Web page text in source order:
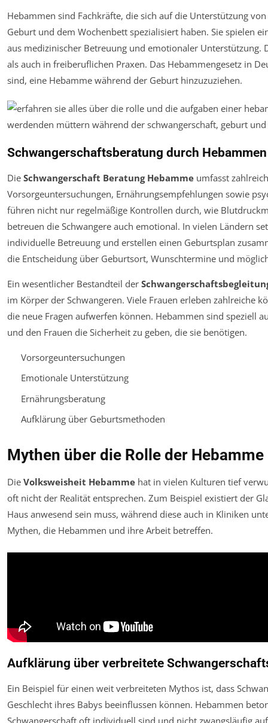
Hebammen sind Fachkräfte, die sich auf die Unterstützung
Geburt und dem Wochenbett spezialisiert haben. Sie spielen
aus medizinischer Betreuung und emotionaler Unterstützung.
als auch in freiberuflichen Praxen. Das Hebammengesetz in
sind, eine Hebamme während der Geburt hinzuzuziehen.
Schwangerschaftsberatung durch Hebammen
Die Schwangerschaft Beratung Hebamme umfasst
Vorsorgeuntersuchungen, Ernährungsempfehlungen sowie
führen nicht nur regelmäßige Kontrollen durch, wie
betreuen die Schwangere auch emotional. In vielen Ländern
individuelle Betreuung und erstellen einen Geburtsplan
die Entscheidung über Geburtsort, Wunschtermine und
Ein wesentlicher Bestandteil der
im Körper der Schwangeren. Viele Frauen erleben zahlreiche
die neue Fragen aufwerfen können. Hebammen sind speziell
und den Frauen die Sicherheit zu geben, die sie benötigen.
Vorsorgeuntersuchungen
Emotionale Unterstützung
Ernährungsberatung
Aufklärung über Geburtsmethoden
Mythen über die Rolle der Hebamme
Die Volksweisheit Hebamme hat in vielen Kulturen tief
oft nicht der Realität entsprechen. Zum Beispiel existiert der
Haus anwesend sein muss, während diese auch in Kliniken
Mythen, die Hebammen und ihre Arbeit betreffen.
Aufklärung über verbreitete
Ein Beispiel für einen weit verbreiteten Mythos ist, dass
Geschlecht ihres Babys beeinflussen können. Hebammen